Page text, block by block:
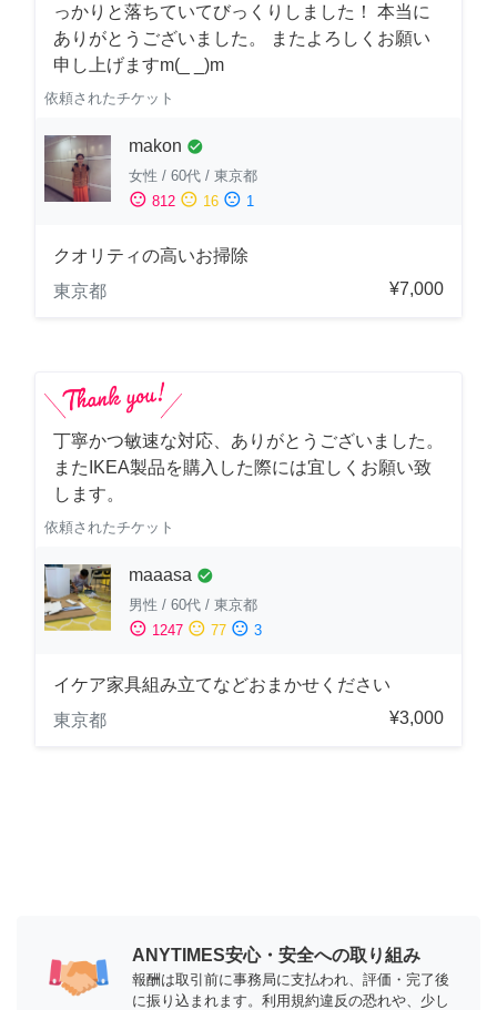
っかりと落ちていてびっくりしました！ 本当に
ありがとうございました。 またよろしくお願い
申し上げますm(_ _)m
依頼されたチケット
makon check_circle
女性 / 60代 / 東京都
sentiment_satisfied 812 sentiment_neutral 16 sentiment_dissatisfied 1
クオリティの高いお掃除
東京都
¥7,000
丁寧かつ敏速な対応、ありがとうございました。
またIKEA製品を購入した際には宜しくお願い致
します。
依頼されたチケット
maaasa check_circle
男性 / 60代 / 東京都
sentiment_satisfied 1247 sentiment_neutral 77 sentiment_dissatisfied 3
イケア家具組み立てなどおまかせください
東京都
¥3,000
ANYTIMES安心・安全への取り組み
報酬は取引前に事務局に支払われ、評価・完了後
に振り込まれます。利用規約違反の恐れや、少し